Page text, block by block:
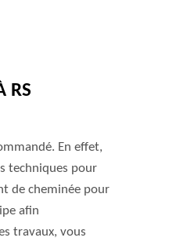
RS
En effet,
techniques pour
de cheminée pour
afin
travaux, vous